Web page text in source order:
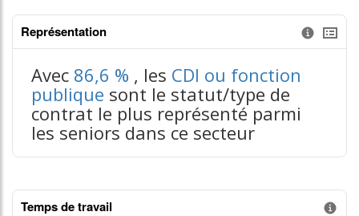
Représentation
Avec 86,6 % , les CDI ou fonction
publique sont le statut/type de
contrat le plus représenté parmi
les seniors dans ce secteur
Temps de travail